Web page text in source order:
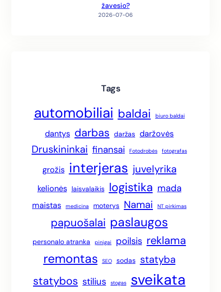
žavesio?
2026-07-06
Tags
automobiliai baldai biuro baldai
dantys darbas daržas daržovės
Druskininkai finansai Fotodrobės fotografas
grožis interjeras juvelyrika
kelionės laisvalaikis logistika mada
maistas medicina moterys Namai NT pirkimas
papuošalai paslaugos
personalo atranka pinigai poilsis reklama
remontas SEO sodas statyba
statybos stilius stogas sveikata